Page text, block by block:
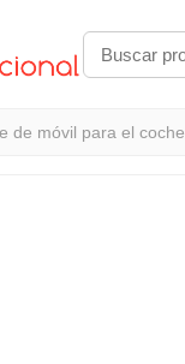
de móvil para el coche